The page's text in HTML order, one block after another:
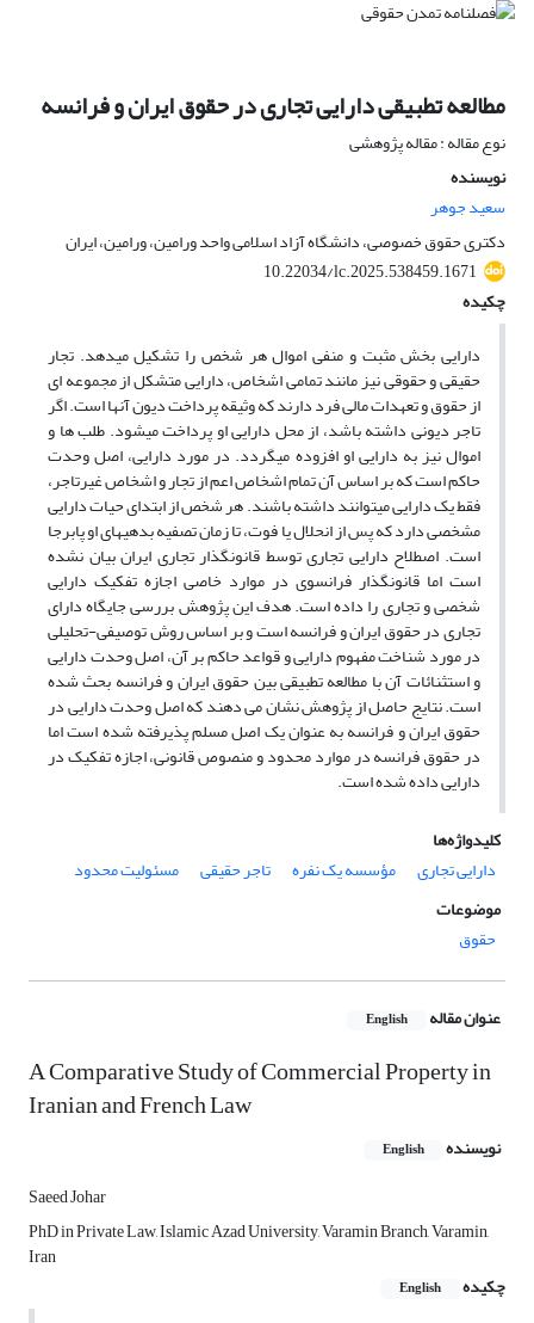
مطالعه تطبیقی دارایی تجاری در حقوق ایران و فرانسه
نوع مقاله : مقاله پژوهشی
نویسنده
سعید جوهر
دکتری حقوق خصوصی، دانشگاه آزاد اسلامی واحد ورامین، ورامین، ایران
10.22034/lc.2025.538459.1671
چکیده
دارایی بخش مثبت و منفی اموال هر شخص را تشکیل می­دهد. تجار
حقیقی و حقوقی نیز مانند تمامی اشخاص، دارایی متشکل از مجموعه ای
از حقوق و تعهدات مالی فرد دارند که وثیقه پرداخت دیون آن­ها است. اگر
تاجر دیونی داشته باشد، از محل دارایی او پرداخت می­شود. طلب ها و
اموال نیز به دارایی او افزوده می­گردد. در مورد دارایی، اصل وحدت
حاکم است که بر اساس آن تمام اشخاص اعم از تجار و اشخاص غیرتاجر،
فقط یک دارایی می­توانند داشته باشند. هر شخص از ابتدای حیات دارایی
مشخصی دارد که پس از انحلال یا فوت، تا زمان تصفیه بدهی­های او پابرجا
است. اصطلاح دارایی تجاری توسط قانونگذار تجاری ایران بیان نشده
است اما قانونگذار فرانسوی در موارد خاصی اجازه تفکیک دارایی
شخصی و تجاری را داده است. هدف این پژوهش بررسی جایگاه دارای
تجاری در حقوق ایران و فرانسه است و بر اساس روش توصیفی-تحلیلی
در مورد شناخت مفهوم دارایی و قواعد حاکم بر آن، اصل وحدت دارایی
و استثنائات آن با مطالعه تطبیقی بین حقوق ایران و فرانسه بحث شده
است. نتایج حاصل از پژوهش نشان می دهند که اصل وحدت دارایی در
حقوق ایران و فرانسه به عنوان یک اصل مسلم پذیرفته شده است اما
در حقوق فرانسه در موارد محدود و منصوص قانونی، اجازه تفکیک در
دارایی داده شده است.
کلیدواژه‌ها
دارایی تجاری
مؤسسه یک نفره تاجر حقیقی
مسئولیت محدود
موضوعات
حقوق
عنوان مقاله English
A Comparative Study of Commercial Property in
Iranian and French Law
نویسنده English
Saeed Johar
PhD in Private Law, Islamic Azad University, Varamin Branch, Varamin,
Iran
چکیده
English